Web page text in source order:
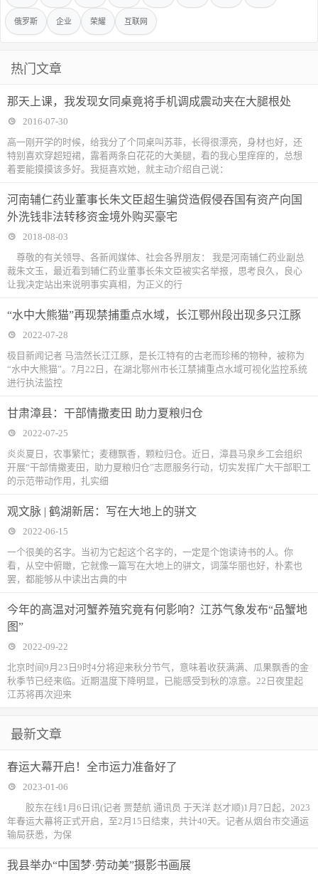
俄罗斯 企业 荣耀 互联网
热门文章
那天上课，我发现女同桌竟将手机调成震动夹在大腿根处
2016-07-30
高一刚开学的时候，给我分了个同桌叫苏菲，长得很漂亮，身材也好，还
特别喜欢穿超短裙，露着两条白花花的大美腿，看的我心里痒痒的，总想
着要能摸摸该多好。我挺喜欢她，就主动介绍自己说：
河南辅仁药业董事长朱文臣超生骗贷造假侵吞国有资产向国
外洗钱非法转移资金境外购买豪宅
2018-08-03
尊敬的有关领导、各新闻媒体、社会各界朋友： 我是河南辅仁药业副总
裁朱文玉，最近看到辅仁药业董事长朱文臣被实名举报，思考良久，良心
让我决定站出来说明事实真相，为正义的行
“水中大熊猫”再现禁捕重点水域，长江鄂州段出现多只江豚
2022-07-28
极目新闻记者 马浩然长江江豚，是长江特有的古老而珍稀的物种，被称为
“水中大熊猫”。7月22日，在湖北鄂州市长江禁捕重点水域可视化监控系统
进行执法监控
甘肃漳县：干部情撒麦田 助力夏粮归仓
2022-07-25
炎炎夏日，农事繁忙；麦穗飘香，颗粒归仓。近日，漳县马泉乡工会组织
开展“干部情撒麦田，助力夏粮归仓”志愿服务行动，切实发挥广大干部职工
的示范带动作用，扎实细
观文脉 | 鹤湖新居：写在大地上的骈文
2022-06-15
一个很美的名字。当初为它起这个名字的，一定是个饱读诗书的人。你
看，从空中俯瞰，它就像一篇写在大地上的骈文，词藻华丽也好，朴素也
罢，都能够从中读出古典的中
今年的高温对河蟹养殖究竟有何影响？江苏气象发布“品蟹地
图”
2022-09-22
北京时间9月23日9时4分将迎来秋分节气，意味着收获满满、瓜果飘香的金
秋季节已经来临。近期温度下降明显，已能感受到秋的凉意。22日夜里起
江苏将再次迎来
最新文章
春运大幕开启！全市运力准备好了
2023-01-06
胶东在线1月6日讯(记者 贾楚航 通讯员 于天洋 赵才顺)1月7日起，2023
年春运大幕将正式开启，至2月15日结束，共计40天。记者从烟台市交通运
输局获悉，为保
我县举办“中国梦·劳动美”摄影书画展